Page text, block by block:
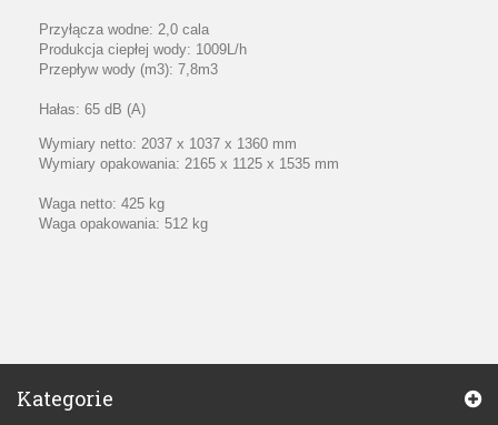
Przyłącza wodne: 2,0 cala
Produkcja ciepłej wody: 1009L/h
Przepływ wody (m3): 7,8m3
Hałas: 65 dB (A)
Wymiary netto: 2037 x 1037 x 1360 mm
Wymiary opakowania: 2165 x 1125 x 1535 mm
Waga netto: 425 kg
Waga opakowania: 512 kg
Kategorie